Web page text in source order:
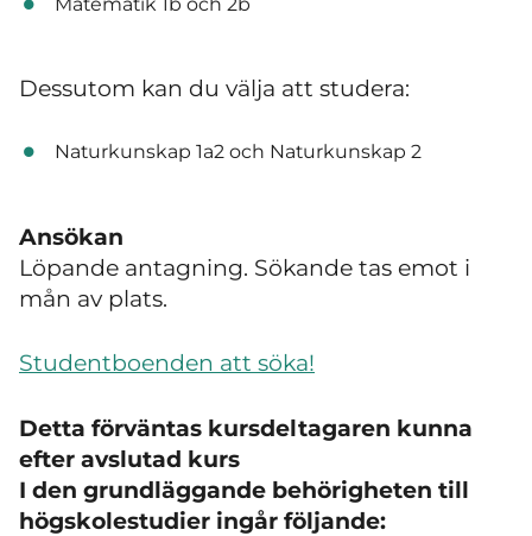
Dessutom kan du välja att studera:
Naturkunskap 1a2 och Naturkunskap 2
Ansökan
Löpande antagning. Sökande tas emot i
mån av plats.
Studentboenden att söka!
Detta förväntas kursdeltagaren kunna
efter avslutad kurs
I den grundläggande behörigheten till
högskolestudier ingår följande: